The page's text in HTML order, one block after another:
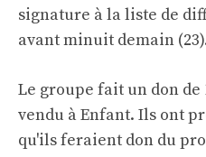
signature à la liste de
avant minuit demain
Le groupe fait un don de
vendu àEnfant. Ils ont
qu'ils feraient don du